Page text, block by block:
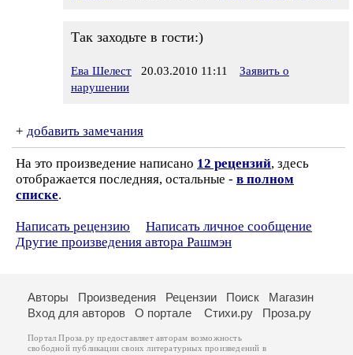
Так заходьте в гости:)
Ева Шелест 20.03.2010 11:11
Заявить о
нарушении
+ добавить замечания
На это произведение написано 12 рецензий, здесь
отображается последняя, остальные - в полном
списке.
Написать рецензию
Написать личное сообщение
Другие произведения автора Рашмэн
Авторы Произведения Рецензии Поиск
Магазин
Вход для авторов
О портале Стихи.ру Проза.ру
Портал Проза.ру предоставляет авторам возможность
свободной публикации своих литературных произведений в